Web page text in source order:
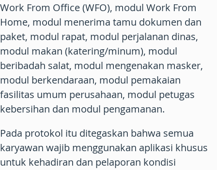
Work From Office (WFO), modul Work From
Home, modul menerima tamu dokumen dan
paket, modul rapat, modul perjalanan dinas,
modul makan (katering/minum), modul
beribadah salat, modul mengenakan masker,
modul berkendaraan, modul pemakaian
fasilitas umum perusahaan, modul petugas
kebersihan dan modul pengamanan.
Pada protokol itu ditegaskan bahwa semua
karyawan wajib menggunakan aplikasi khusus
untuk kehadiran dan pelaporan kondisi